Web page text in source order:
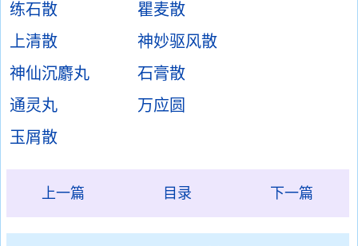
练石散
瞿麦散
上清散
神妙驱风散
神仙沉麝丸
石膏散
通灵丸
万应圆
玉屑散
上一篇 目录 下一篇